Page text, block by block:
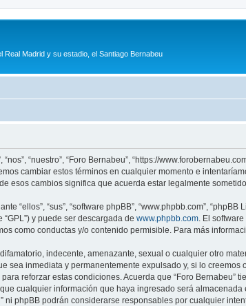
Madrid y su estadio, el Santiago Bernabeu
“nuestro”, “Foro Bernabeu”, “https://
cambiar estos términos en cualquier momento e
esos cambios significa que acuerda estar legalmente
“ellos”, “sus”, “software phpBB”, “www.phpbb.com”,
“GPL”) y puede ser descargada de www.phpbb.com . El
como conductas y/o contenido permisible. Para más
indecente, amenazante, sexual o cualquier otro
sea inmediata y permanentemente expulsado y, si lo
reforzar estas condiciones. Acuerda que “Foro Bernabeu”
cualquier información que haya ingresado será
ni phpBB podrán considerarse responsables por cualquier